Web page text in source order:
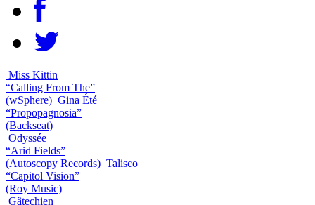
Miss Kittin
“Calling From The”
(wSphere) Gina Été
“Propopagnosia”
(Backseat)
Odyssée
“Arid Fields”
(Autoscopy Records) Talisco
“Capitol Vision”
(Roy Music)
Gâtechien